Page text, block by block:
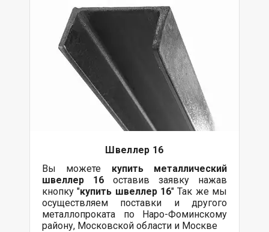
Швеллер 16
Вы можете купить металлический
швеллер 16 оставив заявку нажав
кнопку "купить швеллер 16" Так же мы
осуществляем поставки и другого
металлопроката по Наро-Фоминскому
району, Московской области и Москве